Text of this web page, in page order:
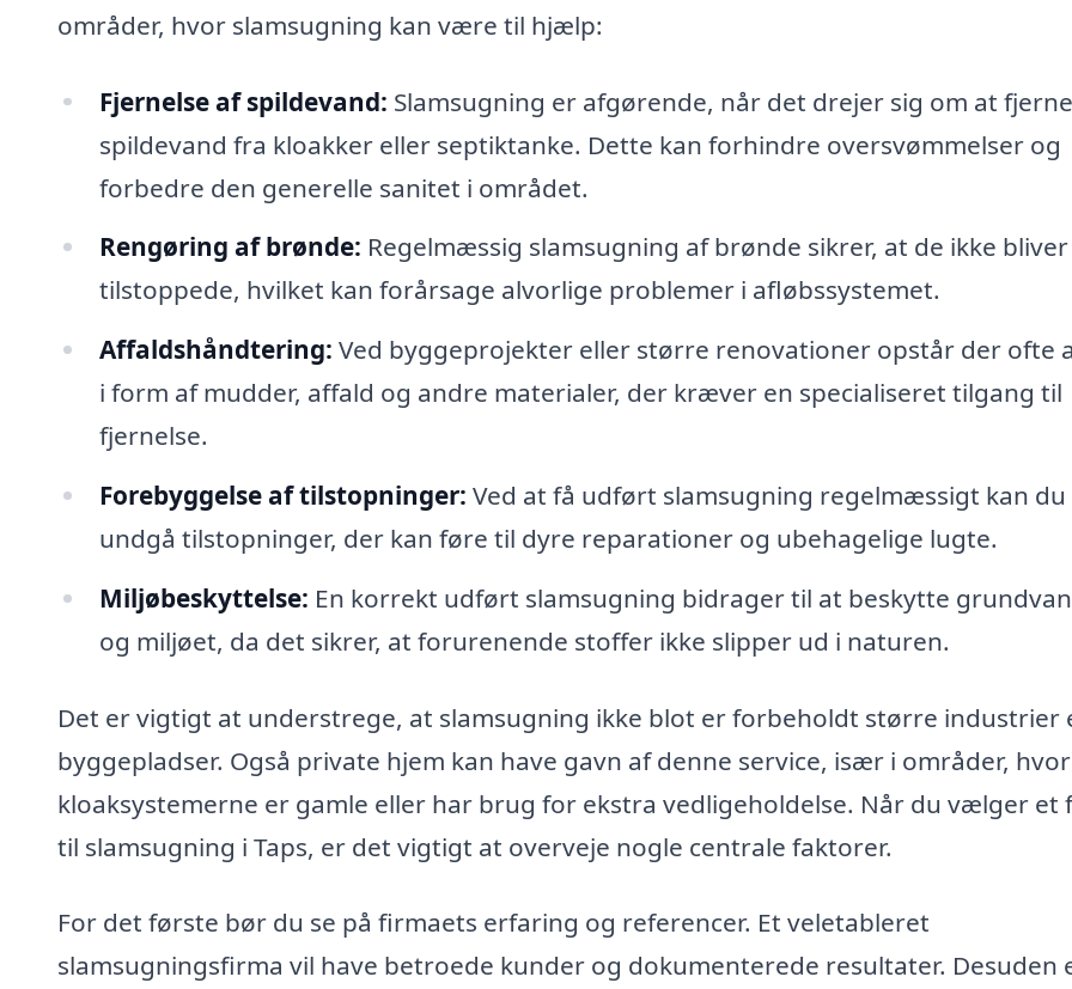
områder, hvor slamsugning kan være til hjælp:
Fjernelse af spildevand: Slamsugning er afgørende, når det drejer sig om at fjerne
spildevand fra kloakker eller septiktanke. Dette kan forhindre oversvømmelser og
forbedre den generelle sanitet i området.
Rengøring af brønde: Regelmæssig slamsugning af brønde sikrer, at de ikke bliver
tilstoppede, hvilket kan forårsage alvorlige problemer i afløbssystemet.
Affaldshåndtering: Ved byggeprojekter eller større renovationer opstår der ofte
i form af mudder, affald og andre materialer, der kræver en specialiseret tilgang til
fjernelse.
Forebyggelse af tilstopninger: Ved at få udført slamsugning regelmæssigt kan du
undgå tilstopninger, der kan føre til dyre reparationer og ubehagelige lugte.
Miljøbeskyttelse: En korrekt udført slamsugning bidrager til at beskytte
og miljøet, da det sikrer, at forurenende stoffer ikke slipper ud i naturen.
Det er vigtigt at understrege, at slamsugning ikke blot er forbeholdt større industrier
byggepladser. Også private hjem kan have gavn af denne service, især i områder, hvor
kloaksystemerne er gamle eller har brug for ekstra vedligeholdelse. Når du vælger et
til slamsugning i Taps, er det vigtigt at overveje nogle centrale faktorer.
For det første bør du se på firmaets erfaring og referencer. Et veletableret
slamsugningsfirma vil have betroede kunder og dokumenterede resultater. Desuden